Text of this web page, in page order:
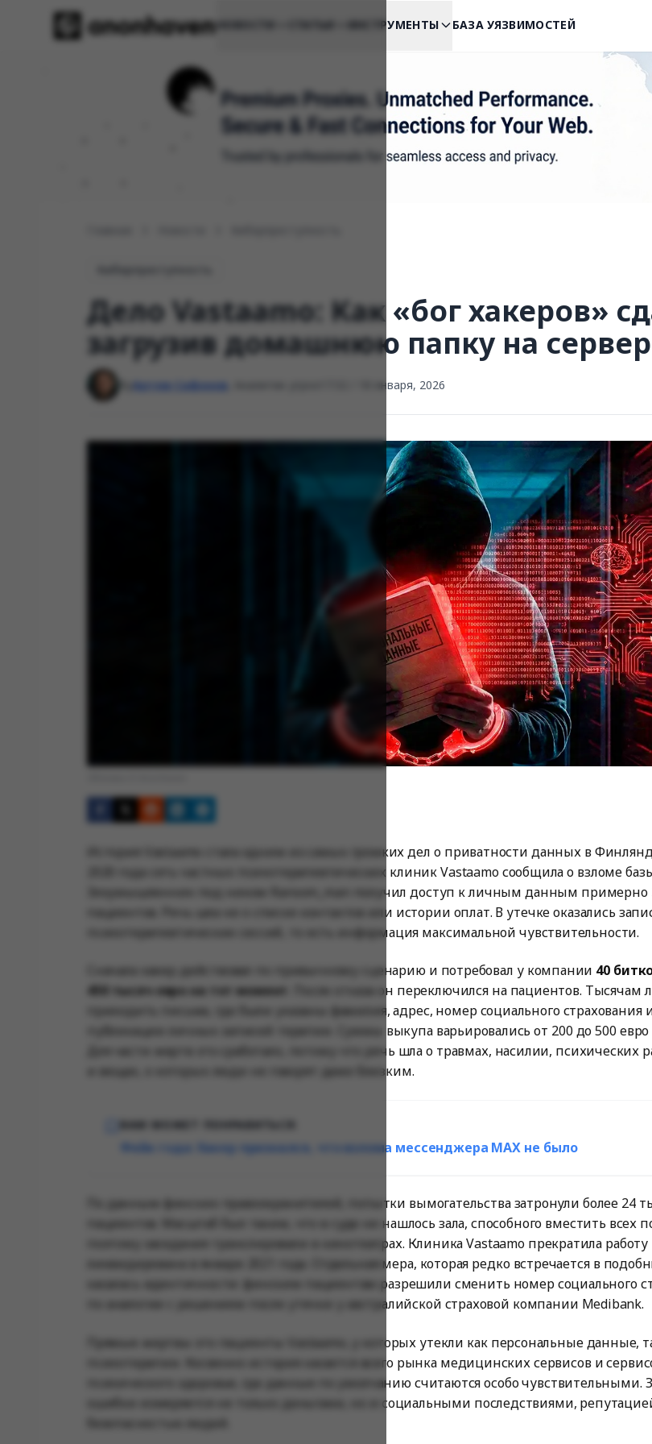
НОВОСТИ ИНСТРУМЕНТЫ БАЗА УЯЗВИМОСТЕЙ
Дело Vastaamo: Как «бог хакеров»
загрузив домашнюю папку на сервер
Артем Сафонов 17:32 / 18 января, 2026
История Vastaamo стала одним из самых громких дел о приватности данных в
2020 года сеть частных психотерапевтических клиник Vastaamo сообщила о взломе
Злоумышленник под ником Ransom_man получил доступ к личным данным примерно
пациентов. Речь шла не о списке контактов или истории оплат. В утечке оказались
психотерапевтических сессий, то есть информация максимальной чувствительности.
Сначала хакер действовал по привычному сценарию и потребовал у компании 40
450 тысяч евро на тот момент
. После отказа он переключился на пациентов. Тысячам
приходить письма, где были указаны фамилия, адрес, номер социального страхования
публикации личных записей терапии. Суммы выкупа варьировались от 200 до 500 евро
Для части жертв это сработало, потому что речь шла о травмах, насилии, психических
и вещах, о которых люди не говорят даже близким.
ВАМ МОЖЕТ ПОНРАВИТЬСЯ:
Фейк года: Хакер признался, что взлома мессенджера MAX не было
По данным финских правоохранителей, попытки вымогательства затронули более 24
пациентов. Масштаб был таким, что в суде не нашлось зала, способного вместить всех
поэтому заседания транслировали в кинотеатрах. Клиника Vastaamo прекратила
ликвидирована в январе 2021 года. Отдельная мера, которая редко встречается в
касалась идентичности: финским пациентам разрешили сменить номер социального
по аналогии с решением после утечки у австралийской страховой компании Medibank.
Прямые жертвы это пациенты Vastaamo, у которых утекли как персональные данные,
психотерапии. Косвенно история касается всего рынка медицинских сервисов и
психического здоровья, где данные по умолчанию считаются особо чувствительными.
ошибки измеряется не только деньгами, но и социальными последствиями,
безопасностью людей.